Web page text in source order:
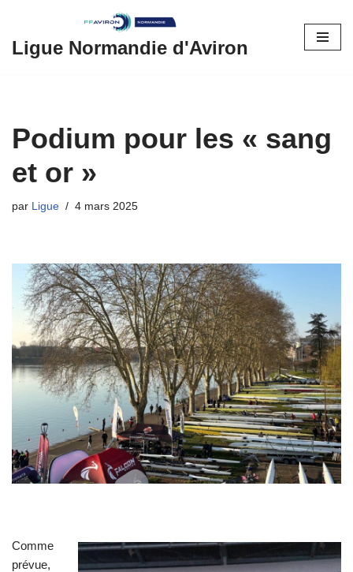
Aller
Ligue Normandie d'Aviron
Podium pour les « sang
et or »
par Ligue 4 mars 2025
Comme
prévue,